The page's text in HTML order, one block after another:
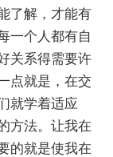
了解，才能有
一个人都有自
关系得需要许
点就是，在交
就学着适应
方法。让我在
的就是使我在